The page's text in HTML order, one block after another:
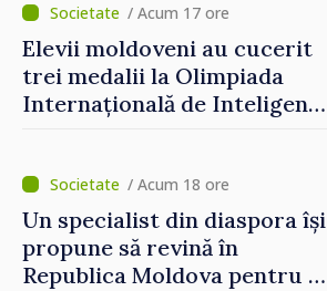
Grosu: „Este important să
depășim blocajele și să dăm o
șansă localităților să se
dezvolte”
/ Acum 17 ore
Elevii moldoveni au cucerit
trei medalii la Olimpiada
Internațională de Inteligență
/ Acum 18 ore
Un specialist din diaspora își
propune să revină în
Republica Moldova pentru a